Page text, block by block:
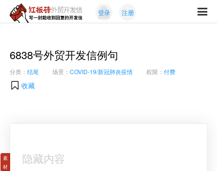
红
外
贸
开
发
封
能
收
到
登录 注册
6838号外贸开发信例句
分类： 结尾 场景： COVID-19/新冠肺炎疫情 权限： 付费
收藏
隐藏内容